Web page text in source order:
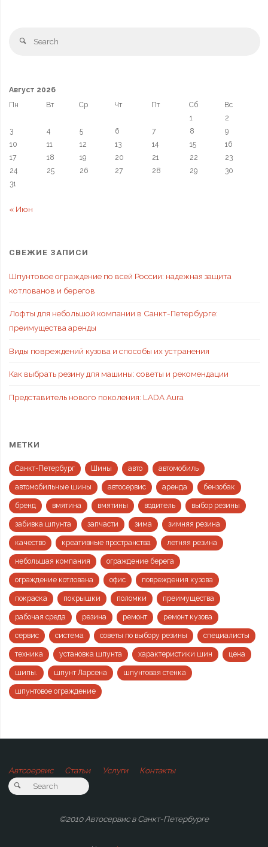
Август 2026
Пн
Вт Ср Чт Пт Сб
Вс
1
2
3
4 5 6 7 8
9
10
11 12 13 14 15
16
17
18 19 20 21 22
23
24
25 26 27 28 29
30
31
« Июн
СВЕЖИЕ ЗАПИСИ
Шпунтовое ограждение по всей России: надежная защита
котлованов и берегов
Лофты для небольшой компании в Санкт-Петербурге:
преимущества аренды
Виды повреждений кузова и способы их устранения
Как выбрать резину для машины: советы и рекомендации
Представитель нового поколения: LADA Aura
МЕТКИ
Санкт-Петербург Шины авто автомобиль
автомобильные шины автосервис аренда бензобак
бренд вмятина вмятины водитель выбор резины
забивка шпунта запчасти зима зимняя резина
качество креативные пространства летняя резина
небольшая компания ограждение берега
ограждение котлована офис повреждения кузова
покраска покрышки поломки преимущества
рабочая среда резина ремонт ремонт кузова
сервис система советы по выбору резины специалисты
техника установка шпунта характеристики шин цена
шипы. шпунт Ларсена шпунтовая стенка
шпунтовое ограждение
Автсоервис Статьи Услуги Контакты
©2010 Автосервис в Санкт-Петербурге